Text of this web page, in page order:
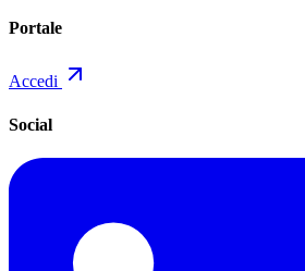
Portale
Accedi
Social